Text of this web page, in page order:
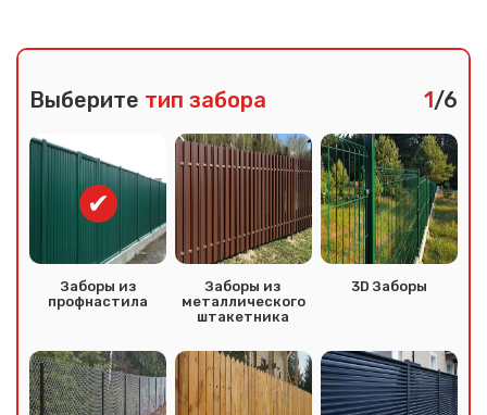
Выберите тип забора 1/6
Заборы из
профнастила
Заборы из
металлического
штакетника
3D Заборы